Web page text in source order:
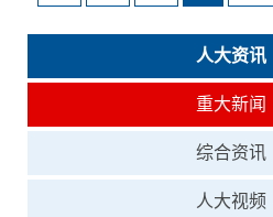
人大资讯
重大新闻
综合资讯
人大视频